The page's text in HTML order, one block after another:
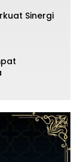
Sinergi